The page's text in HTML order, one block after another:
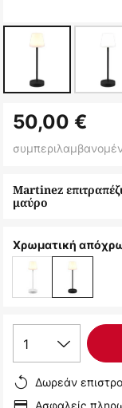
στην
αρχή
συλλογής
εικόνων
Martinez
μαύρο
50,00 €
Χρωματική
1
Δωρεάν